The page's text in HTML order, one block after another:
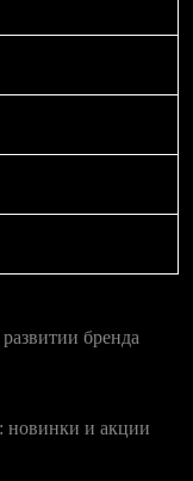
бренда
новинки и акции